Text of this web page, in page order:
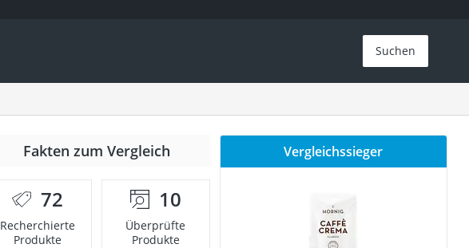
Suchen
Fakten zum Vergleich
72
Recherchierte
Produkte
10
Überprüfte
Produkte
Vergleichssieger